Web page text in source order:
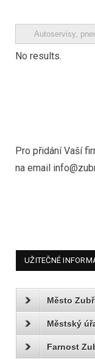
No results.
Pro přidání Vaší
na email
UŽITEČNÉ
Město
Městský
Farnost